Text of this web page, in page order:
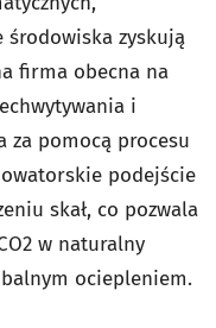
zyskują
firma obecna na
i
za pomocą procesu
podejście
skał, co pozwala
w naturalny
ociepleniem.